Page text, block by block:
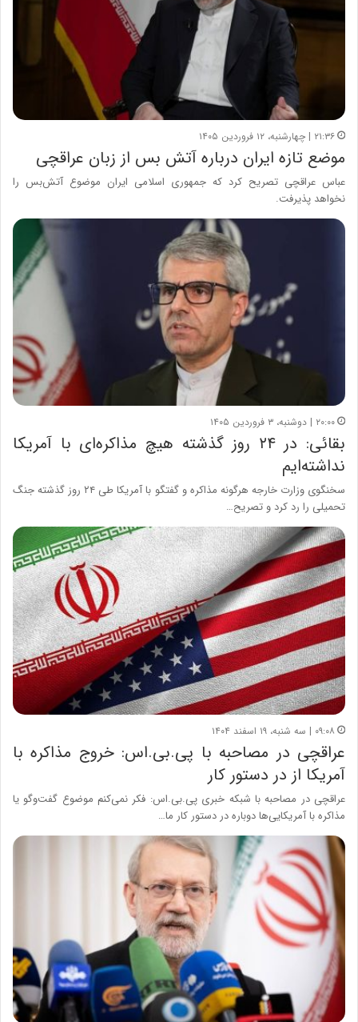
۲۱:۳۶ | چهارشنبه، ۱۲ فروردین ۱۴۰۵
موضع تازه ایران درباره آتش بس از زبان عراقچی
عباس عراقچی تصریح کرد که جمهوری اسلامی ایران موضوع آتش‌بس را
نخواهد پذیرفت.
۲۰:۰۰ | دوشنبه، ۳ فروردین ۱۴۰۵
بقائی: در ۲۴ روز گذشته هیچ مذاکره‌ای با آمریکا
نداشته‌ایم
سخنگوی وزارت خارجه هرگونه مذاکره و گفتگو با آمریکا طی ۲۴ روز گذشته جنگ
تحمیلی را رد کرد و تصریح…
۰۹:۰۸ | سه شنبه، ۱۹ اسفند ۱۴۰۴
عراقچی در مصاحبه با پی.بی.اس: خروج مذاکره با
آمریکا از در دستور کار
عراقچی در مصاحبه با شبکه خبری پی.بی.اس: فکر نمی‌کنم موضوع گفت‌وگو یا
مذاکره با آمریکایی‌ها دوباره در دستور کار ما…